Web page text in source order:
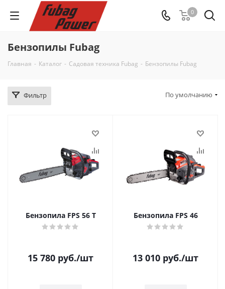
0
Бензопилы Fubag
Главная - Каталог - Садовая техника Fubag - Бензопилы Fubag
Фильтр По умолчанию
Бензопила FPS 56 T
15 780 руб./шт
Бензопила FPS 46
13 010 руб./шт